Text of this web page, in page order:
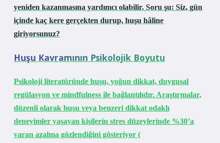
yeniden kazanmasına yardımcı olabilir. Soru şu: Siz, gün
içinde kaç kere gerçekten durup, huşu hâline
giriyorsunuz?
Huşu Kavramının Psikolojik Boyutu
Psikoloji literatüründe huşu, yoğun dikkat, duygusal
regülasyon ve mindfulness ile bağlantılıdır. Araştırmalar,
düzenli olarak huşu veya benzeri dikkat odaklı
deneyimler yaşayan kişilerin stres düzeylerinde %30’a
varan azalma gözlendiğini gösteriyor (